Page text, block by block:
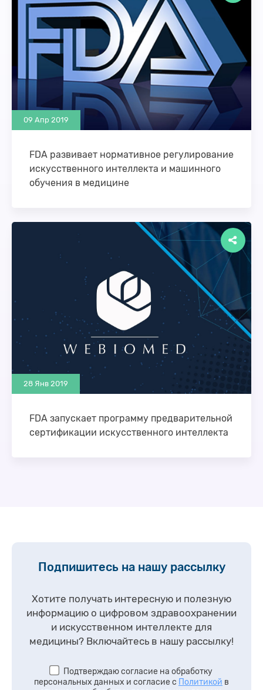
09 Апр 2019
FDA развивает нормативное регулирование
искусственного интеллекта и машинного
обучения в медицине
документ, в котором рассматриваются
предложения регулятора по проблемам,
28 Янв 2019
FDA запускает программу предварительной
сертификации искусственного интеллекта
Подпишитесь на нашу рассылку
Хотите получать интересную и полезную
информацию о цифровом здравоохранении
и искусственном интеллекте для
медицины? Включайтесь в нашу рассылку!
Подтверждаю согласие на обработку
персональных данных и согласие с Политикой в